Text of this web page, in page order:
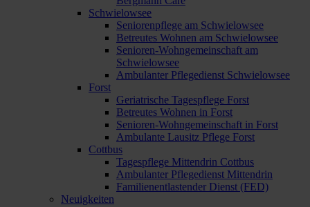
Schwielowsee
Seniorenpflege am Schwielowsee
Betreutes Wohnen am Schwielowsee
Senioren-Wohngemeinschaft am
Schwielowsee
Ambulanter Pflegedienst Schwielowsee
Forst
Geriatrische Tagespflege Forst
Betreutes Wohnen in Forst
Senioren-Wohngemeinschaft in Forst
Ambulante Lausitz Pflege Forst
Cottbus
Tagespflege Mittendrin Cottbus
Ambulanter Pflegedienst Mittendrin
Familienentlastender Dienst (FED)
Neuigkeiten